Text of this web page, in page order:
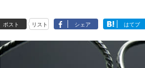
ポスト リスト シェア はてブ